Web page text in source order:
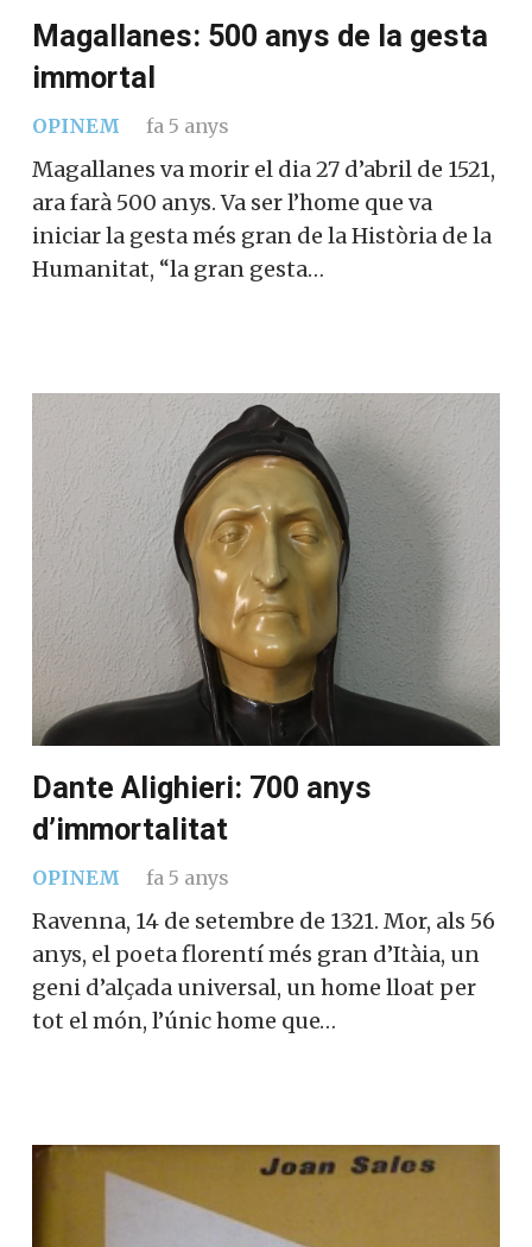
Magallanes: 500 anys de la gesta
immortal
OPINEM fa 5 anys
Magallanes va morir el dia 27 d’abril de 1521,
ara farà 500 anys. Va ser l’home que va
iniciar la gesta més gran de la Història de la
Humanitat, “la gran gesta…
Dante Alighieri: 700 anys
d’immortalitat
OPINEM fa 5 anys
Ravenna, 14 de setembre de 1321. Mor, als 56
anys, el poeta florentí més gran d’Itàia, un
geni d’alçada universal, un home lloat per
tot el món, l’únic home que…